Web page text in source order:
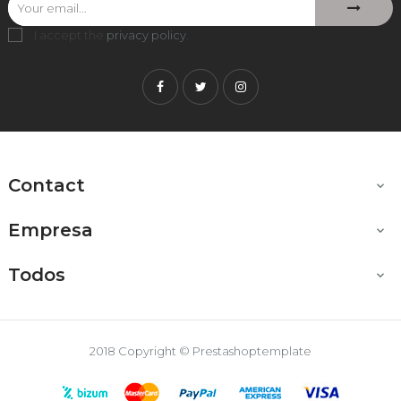
I accept the privacy policy
FacebookTwitterInstagram
Contact 
Empresa 
Todos 
2018 Copyright © Prestashoptemplate